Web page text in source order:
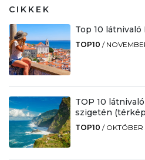
CIKKEK
Top 10
TOP10 /
TOP 10
szigetén
TOP10 / OKTÓBER